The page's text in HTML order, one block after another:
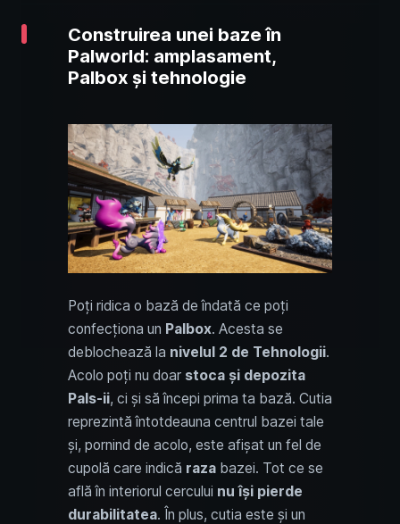
Construirea unei baze în
Palworld: amplasament,
Palbox și tehnologie
Poți ridica o bază de îndată ce poți
confecționa un Palbox. Acesta se
deblochează la nivelul 2 de Tehnologii.
Acolo poți nu doar stoca și depozita
Pals-ii, ci și să începi prima ta bază. Cutia
reprezintă întotdeauna centrul bazei tale
și, pornind de acolo, este afișat un fel de
cupolă care indică raza bazei. Tot ce se
află în interiorul cercului nu își pierde
durabilitatea. În plus, cutia este și un